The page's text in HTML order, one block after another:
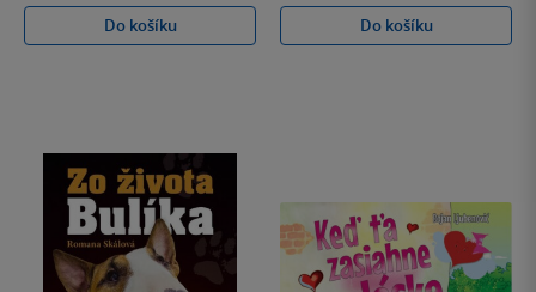
Do košíku
Do košíku